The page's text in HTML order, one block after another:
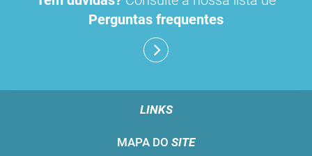
Perguntas frequentes
LINKS
MAPA DO SITE